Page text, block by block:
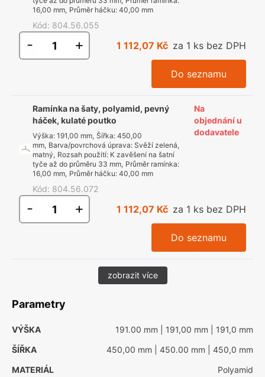
16,00 mm, Průměr háčku:40,00 mm
Kód: 804.56.055
- + 1 112,07 Kč za 1 ks bez DPH
Do seznamu
Ramínka na šaty, polyamid, pevný
háček, kulaté poutko
Výška: 191,00 mm, Šířka: 450,00
mm, Barva/povrchová úprava: Svěží zelená,
matný, Rozsah použití: K zavěšení na šatní
tyče až do průměru 33 mm, Průměr ramínka:
16,00 mm, Průměr háčku: 40,00 mm
Kód: 804.56.072
Na
objednání u
dodavatele
- + 1 112,07 Kč za 1 ks bez DPH
Do seznamu
zobrazit více
Parametry
VÝŠKA 191.00 mm | 191,00 mm | 191,0 mm
ŠÍŘKA
450,00 mm | 450.00 mm | 450,0 mm
MATERIÁL
Polyamid